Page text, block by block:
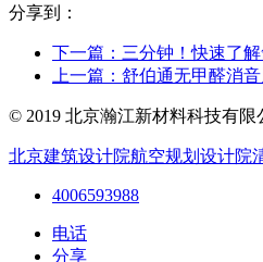
分享到：
下一篇： 三分钟！快速了
上一篇： 舒伯通无甲醛消音
© 2019 北京瀚江新材料科技有限
北京建筑设计院航空规划设计院
4006593988
电话
分享